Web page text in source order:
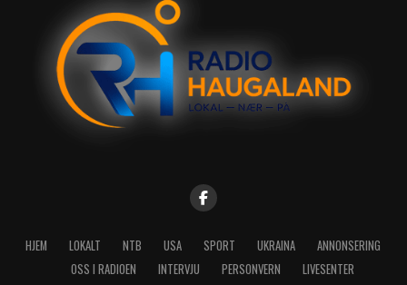
HJEM LOKALT NTB USA SPORT UKRAINA
ANNONSERING
OSS I RADIOEN
INTERVJU PERSONVERN LIVESENTER